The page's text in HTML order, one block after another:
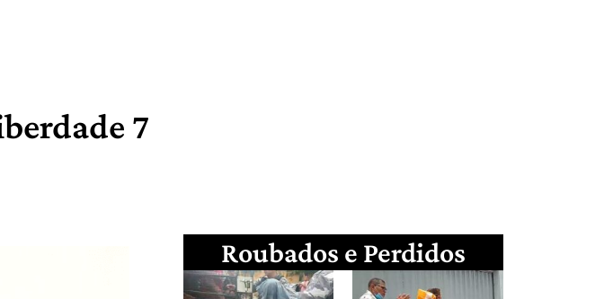
7
Roubados e Perdidos